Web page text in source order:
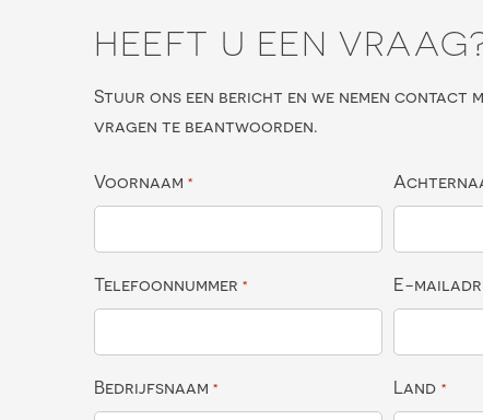
HEEFT U EEN
Stuur ons een bericht en we nemen contact
vragen te beantwoorden.
Voornaam *
Telefoonnummer * E-
Bedrijfsnaam * Land *